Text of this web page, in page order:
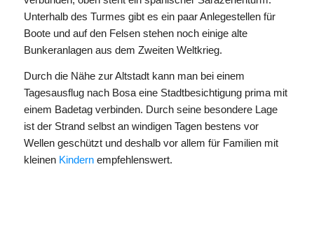
Unterhalb des Turmes gibt es ein paar Anlegestellen für
Boote und auf den Felsen stehen noch einige alte
Bunkeranlagen aus dem Zweiten Weltkrieg.
Durch die Nähe zur Altstadt kann man bei einem
Tagesausflug nach Bosa eine Stadtbesichtigung prima mit
einem Badetag verbinden. Durch seine besondere Lage
ist der Strand selbst an windigen Tagen bestens vor
Wellen geschützt und deshalb vor allem für Familien mit
kleinen Kindernempfehlenswert.